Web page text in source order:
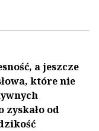
a jeszcze
które nie
zyskało od